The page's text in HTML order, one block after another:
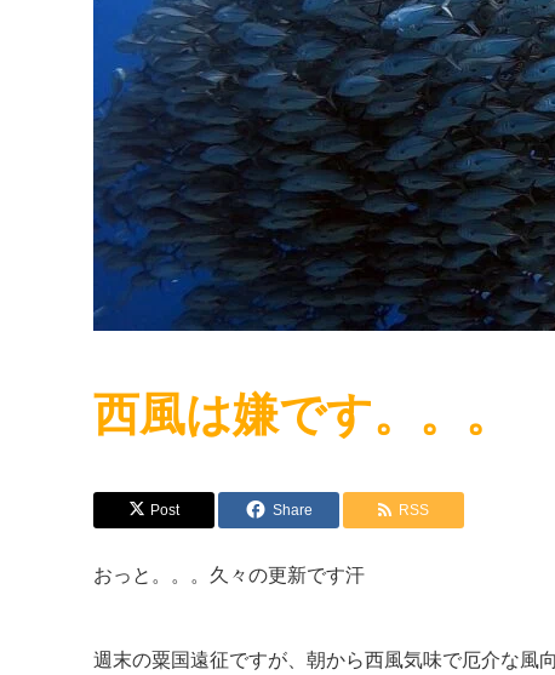
西風は嫌です。。。
Post Share RSS
おっと。。。久々の更新です汗
週末の粟国遠征ですが、朝から西風気味で厄介な風向